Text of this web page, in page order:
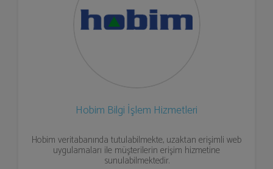
Hobim Bilgi İşlem Hizmetleri
Hobim veritabanında tutulabilmekte, uzaktan erişimli web
uygulamaları ile müşterilerin erişim hizmetine
sunulabilmektedir.